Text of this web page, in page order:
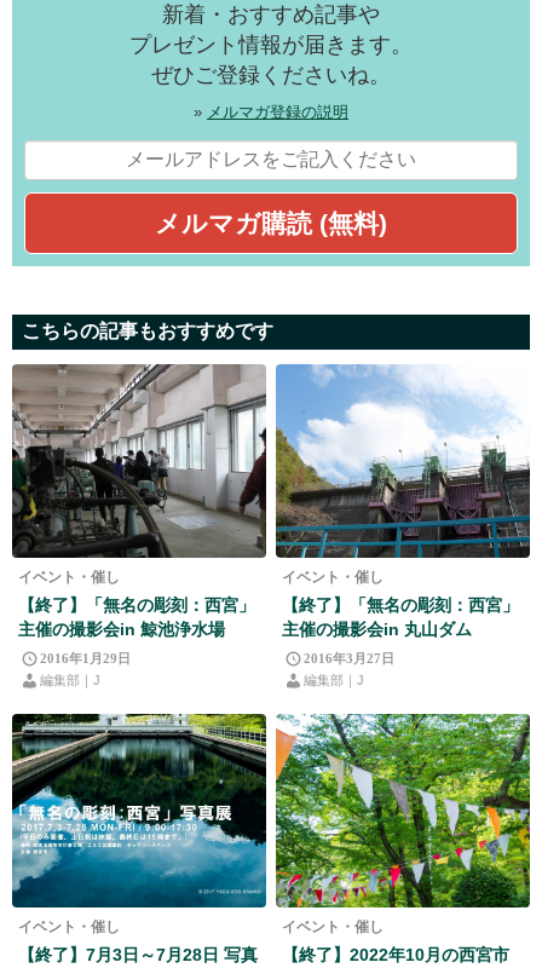
新着・おすすめ記事や
プレゼント情報が届きます。
ぜひご登録くださいね。
» メルマガ登録の説明
こちらの記事もおすすめです
イベント・催し
【終了】「無名の彫刻：西宮」
主催の撮影会in 鯨池浄水場
2016年1月29日
編集部｜J
イベント・催し
【終了】「無名の彫刻：西宮」
主催の撮影会in 丸山ダム
2016年3月27日
編集部｜J
イベント・催し
【終了】7月3日～7月28日 写真
イベント・催し
【終了】2022年10月の西宮市